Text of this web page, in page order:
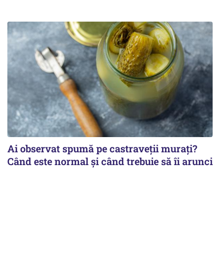
Ai observat spumă pe castraveții murați?
Când este normal și când trebuie să îi arunci